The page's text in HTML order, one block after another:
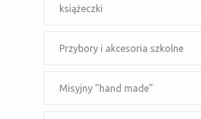
książeczki
Przybory i akcesoria szkolne
Misyjny "hand made"